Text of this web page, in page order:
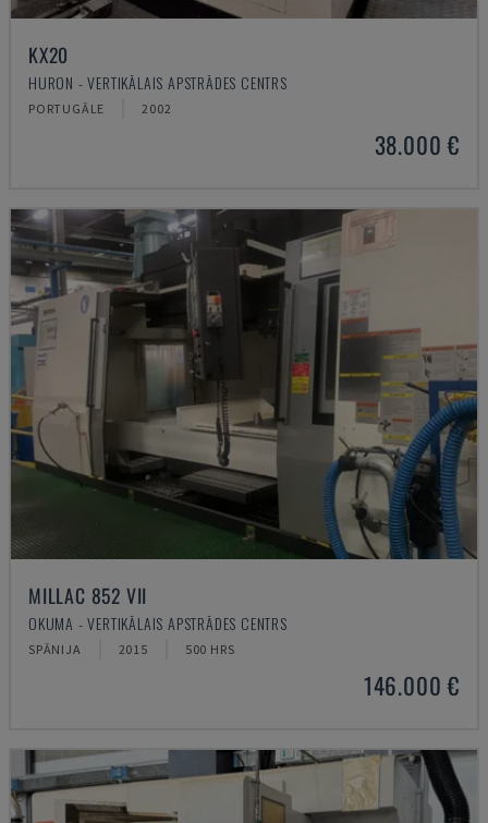
KX20
HURON - VERTIKĀLAIS APSTRĀDES CENTRS
PORTUGĀLE 2002
38.000 €
MILLAC 852 VII
OKUMA - VERTIKĀLAIS APSTRĀDES CENTRS
SPĀNIJA 2015 500 HRS
146.000 €